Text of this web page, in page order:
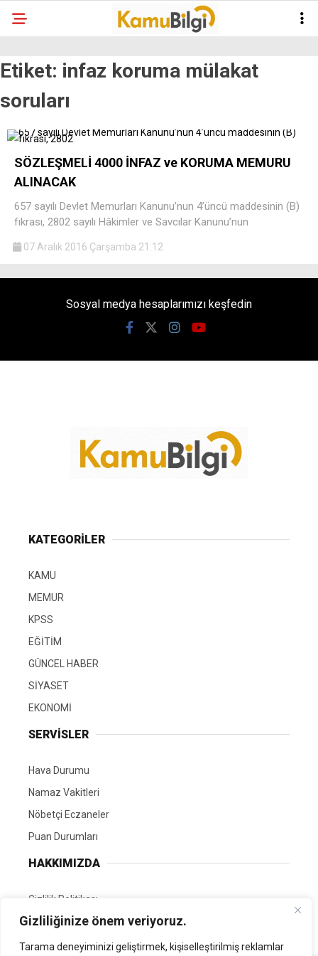
Gizliliğinize önem veriyoruz.
Tarama deneyiminizi geliştirmek, kişiselleştirilmiş reklamlar
Etiket: infaz koruma mülakat
soruları
SÖZLEŞMELİ 4000 İNFAZ ve KORUMA MEMURU
ALINACAK
657 sayılı Devlet Memurları Kanunu’nun 4’üncü maddesinin (B)
fıkrası, 2802 sayılı Hâkimler ve Savcılar Kanunu’nun
07 Aralık 2016 Çarşamba 21:12
Sosyal medya hesaplarımızı keşfedin
KATEGORİLER
KAMU
MEMUR
KPSS
EĞİTİM
GÜNCEL HABER
SİYASET
EKONOMİ
SERVİSLER
Hava Durumu
Namaz Vakitleri
Nöbetçi Eczaneler
Puan Durumları
HAKKIMIZDA
Gizlilik Politikası
GÖNÜLLÜ EDİTÖRÜMÜZ OL